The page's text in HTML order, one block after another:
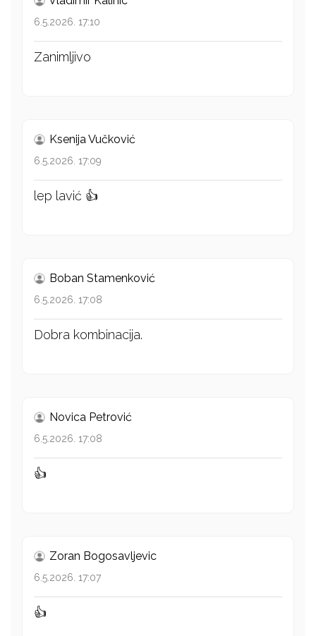
6.5.2026. 17:10
Zanimljivo
Ksenija Vučković
6.5.2026. 17:09
lep lavić 👍
Boban Stamenković
6.5.2026. 17:08
Dobra kombinacija.
Novica Petrović
6.5.2026. 17:08
👍
Zoran Bogosavljevic
6.5.2026. 17:07
👍